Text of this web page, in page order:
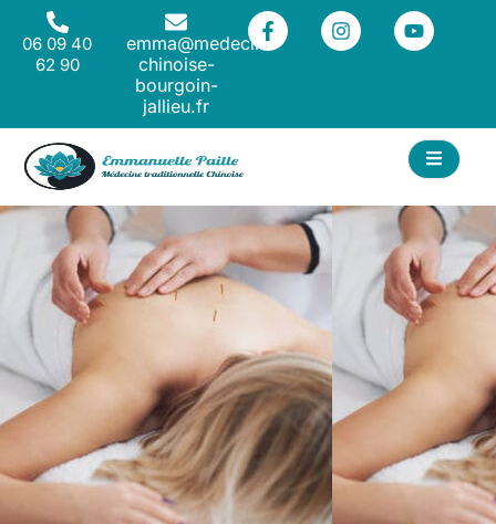
06 09 40
62 90
emma@medecine-
chinoise-
bourgoin-
jallieu.fr